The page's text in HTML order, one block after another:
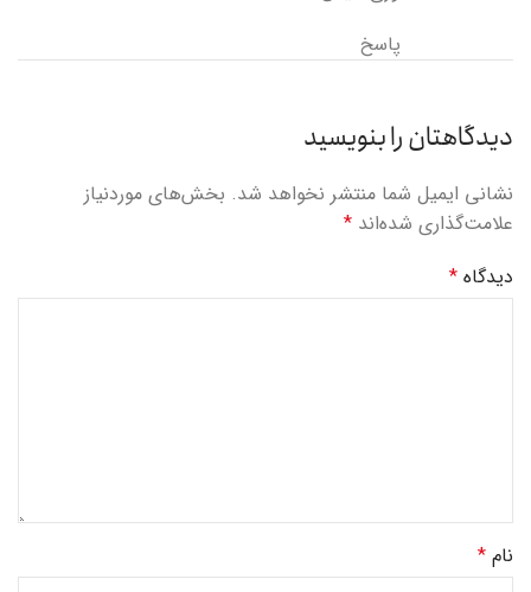
پاسخ
دیدگاهتان را بنویسید
نشانی ایمیل شما منتشر نخواهد شد. بخش‌های موردنیاز
علامت‌گذاری شده‌اند *
دیدگاه *
نام *